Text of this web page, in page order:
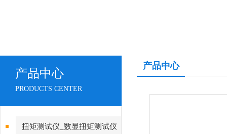
产品中心
PRODUCTS CENTER
扭矩测试仪_数显扭矩测试仪
产品中心